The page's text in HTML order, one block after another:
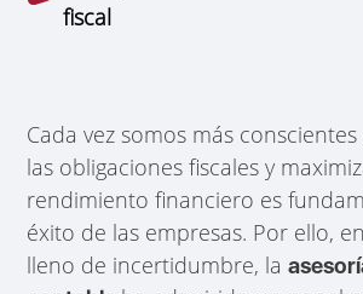
fiscal
Cada vez somos más
las obligaciones fiscales y
rendimiento financiero es
éxito de las empresas. Por ello,
lleno de incertidumbre, la